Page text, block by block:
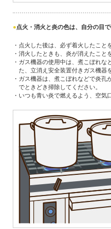
点火・消火と炎の色は、自分の目で
・点火した後は、必ず着火したこと
・消火したときも、炎が消えたこと
・ガス機器の使用中は、煮こぼれな
た、立消え安全装置付きガス機器
・ガス機器は、煮こぼれなどで炎
でときどき掃除してください。
・いつも青い炎で燃えるよう、空気